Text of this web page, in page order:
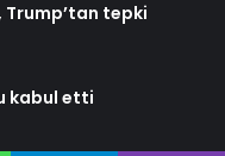
Trump’tan tepki
kabul etti